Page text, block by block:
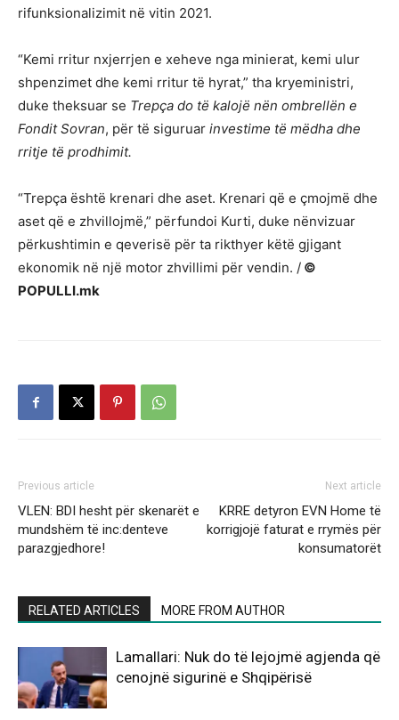
rifunksionalizimit në vitin 2021.
“Kemi rritur nxjerrjen e xeheve nga minierat, kemi ulur
shpenzimet dhe kemi rritur të hyrat,” tha kryeministri,
duke theksuar se Trepça do të kalojë nën ombrellën e
Fondit Sovran, për të siguruar investime të mëdha dhe
rritje të prodhimit.
“Trepça është krenari dhe aset. Krenari që e çmojmë dhe
aset që e zhvillojmë,” përfundoi Kurti, duke nënvizuar
përkushtimin e qeverisë për ta rikthyer këtë gjigant
ekonomik në një motor zhvillimi për vendin. / ©
POPULLI.mk
Previous article
VLEN: BDI hesht për skenarët e
mundshëm të inc:denteve
parazgjedhore!
Next article
KRRE detyron EVN Home të
korrigjojë faturat e rrymës për
konsumatorët
RELATED ARTICLES MORE FROM AUTHOR
Lamallari: Nuk do të lejojmë agjenda që
cenojnë sigurinë e Shqipërisë